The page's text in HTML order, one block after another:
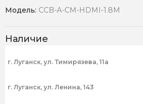
Модель: CCB-A-CM-HDMI-1.8M
Наличие
г. Луганск, ул. Тимирязева, 11а
г. Луганск, ул. Ленина, 143